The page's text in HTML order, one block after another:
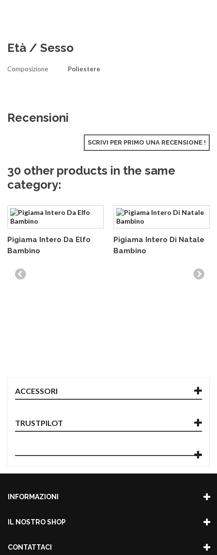
Età / Sesso
Composizione Poliestere
Recensioni
SCRIVI PER PRIMO UNA RECENSIONE !
30 other products in the same
category:
Pigiama Intero Da Elfo
Bambino
Pigiama Intero Di Natale
Bambino
ACCESSORI
TRUSTPILOT
INFORMAZIONI
IL NOSTRO SHOP
CONTATTACI